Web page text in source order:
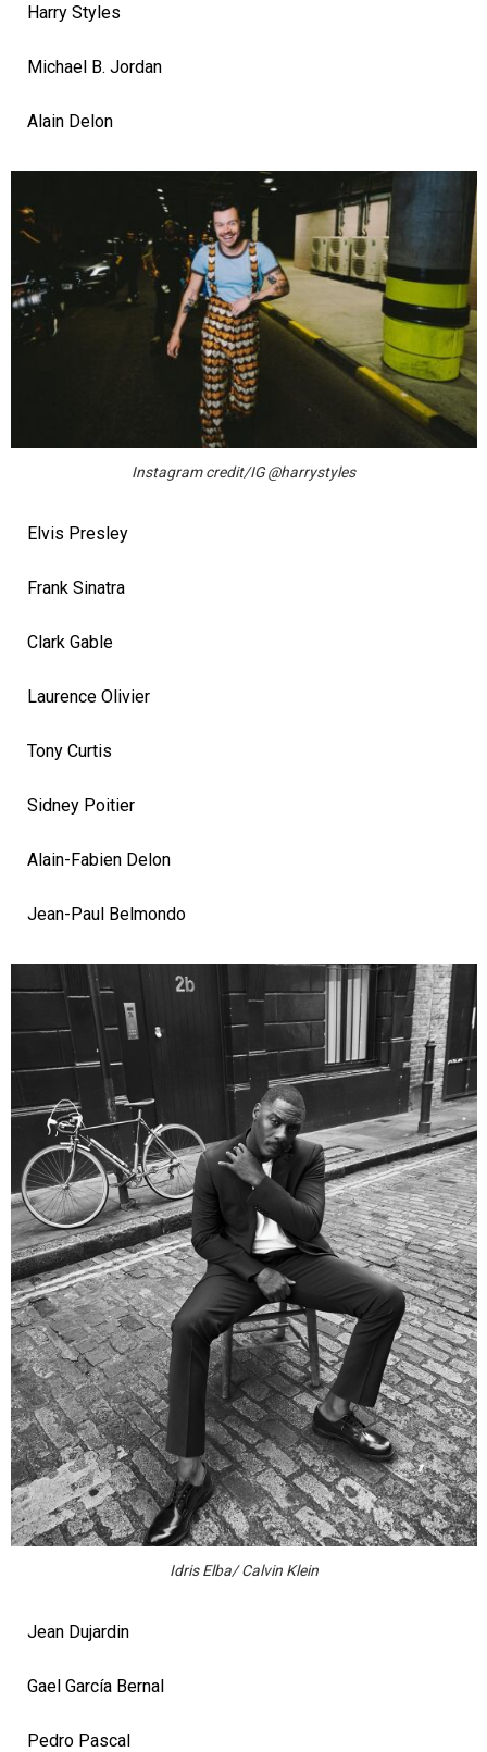
Harry Styles
Michael B. Jordan
Alain Delon
Instagram credit/IG @harrystyles
Elvis Presley
Frank Sinatra
Clark Gable
Laurence Olivier
Tony Curtis
Sidney Poitier
Alain-Fabien Delon
Jean-Paul Belmondo
Idris Elba/ Calvin Klein
Jean Dujardin
Gael García Bernal
Pedro Pascal